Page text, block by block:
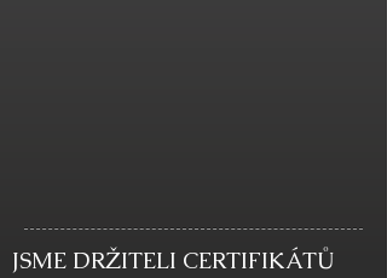
JSME DRŽITELI CERTIFIKÁTŮ